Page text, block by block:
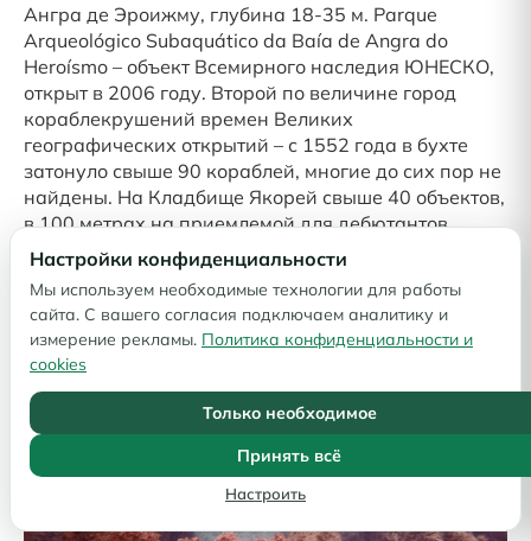
Ангра де Эроижму, глубина 18-35 м. Parque
Arqueológico Subaquático da Baía de Angra do
Heroísmo – объект Всемирного наследия ЮНЕСКО,
открыт в 2006 году. Второй по величине город
кораблекрушений времен Великих
географических открытий – с 1552 года в бухте
затонуло свыше 90 кораблей, многие до сих пор не
найдены. На Кладбище Якорей свыше 40 объектов,
в 100 метрах на приемлемой для дебютантов
глубине 8-11 м. лежит корабль Lidador.
Настройки конфиденциальности
Мы используем необходимые технологии для работы
сайта. С вашего согласия подключаем аналитику и
измерение рекламы. Политика конфиденциальности и
cookies
Настроить
Только необходимое
Принять всё